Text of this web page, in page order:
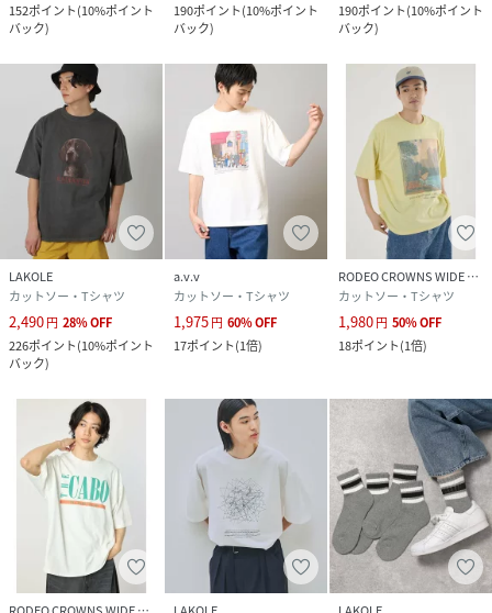
152ポイント(10%ポイント
バック)
190ポイント(10%ポイント
バック)
190ポイント(10%ポイント
バック)
LAKOLE
カットソー・Tシャツ
2,490円 28%OFF
226ポイント(10%ポイント
バック)
a.v.v
カットソー・Tシャツ
1,975円 60%OFF
17ポイント(1倍)
RODEO CROWNS WIDE BOWL
カットソー・Tシャツ
1,980円 50%OFF
18ポイント(1倍)